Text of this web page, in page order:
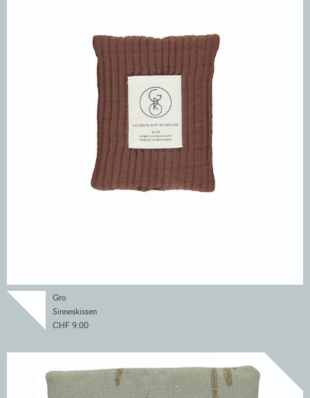
Gro
Sinneskissen
CHF 9.00